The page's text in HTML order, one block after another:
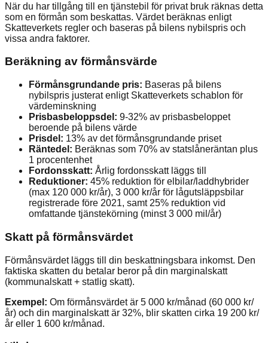
När du har tillgång till en tjänstebil för privat bruk räknas detta
som en förmån som beskattas. Värdet beräknas enligt
Skatteverkets regler och baseras på bilens nybilspris och
vissa andra faktorer.
Beräkning av förmånsvärde
Förmånsgrundande pris: Baseras på bilens
nybilspris justerat enligt Skatteverkets schablon för
värdeminskning
Prisbasbeloppsdel: 9-32% av prisbasbeloppet
beroende på bilens värde
Prisdel: 13% av det förmånsgrundande priset
Räntedel: Beräknas som 70% av statslåneräntan plus
1 procentenhet
Fordonsskatt: Årlig fordonsskatt läggs till
Reduktioner: 45% reduktion för elbilar/laddhybrider
(max 120 000 kr/år), 3 000 kr/år för lågutsläppsbilar
registrerade före 2021, samt 25% reduktion vid
omfattande tjänstekörning (minst 3 000 mil/år)
Skatt på förmånsvärdet
Förmånsvärdet läggs till din beskattningsbara inkomst. Den
faktiska skatten du betalar beror på din marginalskatt
(kommunalskatt + statlig skatt).
Exempel: Om förmånsvärdet är 5 000 kr/månad (60 000 kr/
år) och din marginalskatt är 32%, blir skatten cirka 19 200 kr/
år eller 1 600 kr/månad.